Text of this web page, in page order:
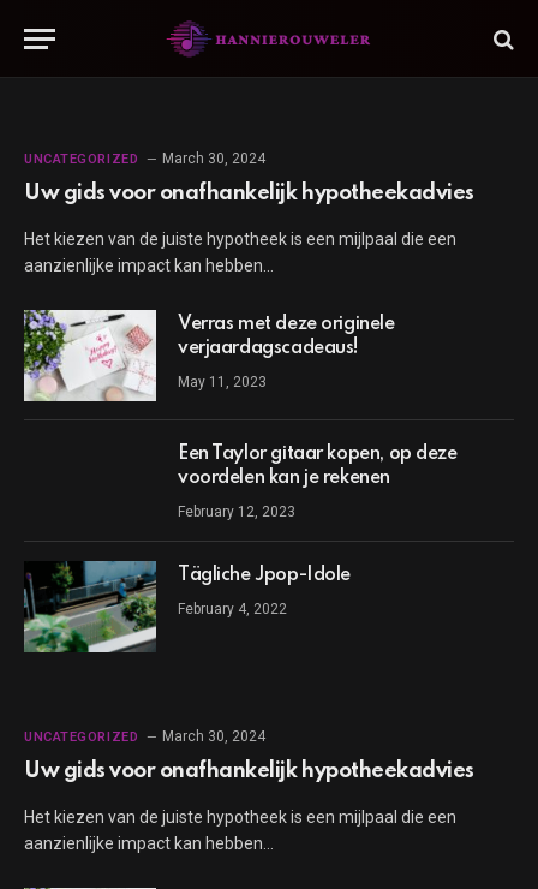
UNCATEGORIZED March 30, 2024
Uw gids voor onafhankelijk hypotheekadvies
Het kiezen van de juiste hypotheek is een mijlpaal die een
aanzienlijke impact kan hebben…
Verras met deze originele
verjaardagscadeaus!
May 11, 2023
Een Taylor gitaar kopen, op deze
voordelen kan je rekenen
February 12, 2023
Tägliche Jpop-Idole
February 4, 2022
UNCATEGORIZED March 30, 2024
Uw gids voor onafhankelijk hypotheekadvies
Het kiezen van de juiste hypotheek is een mijlpaal die een
aanzienlijke impact kan hebben…